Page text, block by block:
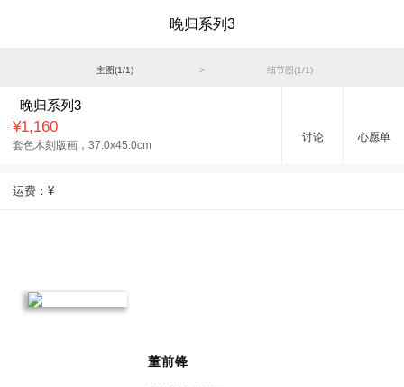
晚归系列3
主图(1/1) > 细节图(1/1)
晚归系列3
¥1,160
套色木刻版画， 37.0x45.0cm
讨论 心愿单
运费： ¥
董前锋